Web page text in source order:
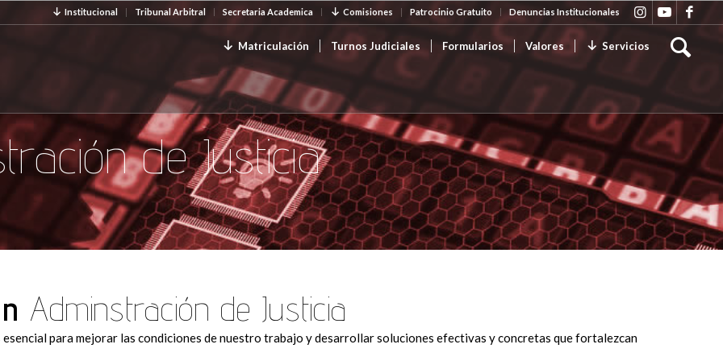
Institucional Tribunal Arbitral Secretaria Academica Comisiones Patrocinio Gratuito Denuncias Institucionales
Matriculación Turnos Judiciales Formularios Valores Servicios
de Justicia
Adminstración de Justicia
para mejorar las condiciones de nuestro trabajo y desarrollar soluciones efectivas y concretas que fortalezcan